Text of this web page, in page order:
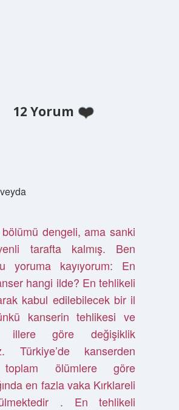
12 Yorum
bölümü dengeli, ama sanki
tarafta kalmış. Ben
yoruma kayıyorum: En
hangi ilde? En tehlikeli
kabul edilebilecek bir il
kanserin tehlikesi ve
illere göre değişiklik
Türkiye’de kanserden
toplam ölümlere göre
en fazla vaka Kırklareli
. En tehlikeli